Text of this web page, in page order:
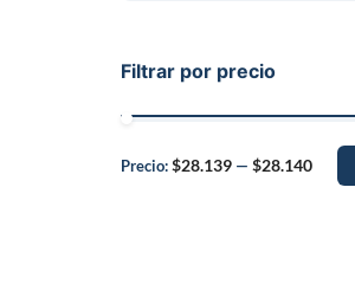
Filtrar por precio
Precio:$28.139 — $28.140